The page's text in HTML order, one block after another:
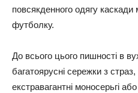
повсякденного одягу каскади
футболку.
До всього цього пишності в
багатоярусні сережки з
екстравагантні моносерьгі